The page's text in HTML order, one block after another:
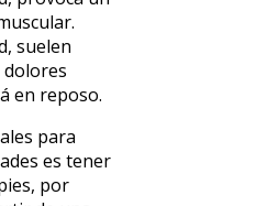
suelen
en reposo.
para
es tener
por